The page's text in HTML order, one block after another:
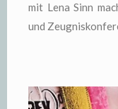
mit Lena Sinn
und